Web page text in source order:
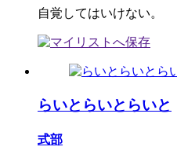
自覚してはいけない。
らいとらいとらいと
式部